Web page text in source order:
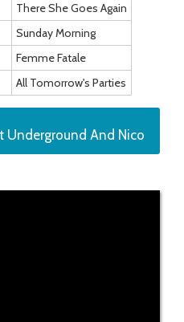
There She Goes Again
Sunday Morning
Femme Fatale
All Tomorrow's Parties
Underground And Nico